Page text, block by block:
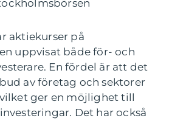
aktiekurser på
uppvisat både för- och
En fördel är att det
av företag och sektorer
ger en möjlighet till
Det har också